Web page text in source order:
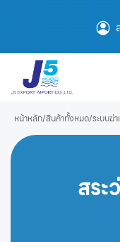
หน้าหลัก/สินค้าทั้งหมด/ระบบฆ่า
สระ